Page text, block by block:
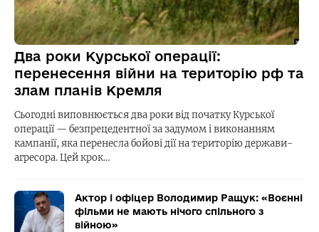
Два роки Курської операції:
перенесення війни на територію рф та
злам планів Кремля
Сьогодні виповнюється два роки від початку Курської
операції — безпрецедентної за задумом і виконанням
кампанії, яка перенесла бойові дії на територію держави-
агресора. Цей крок…
Актор і офіцер Володимир Ращук: «Воєнні
фільми не мають нічого спільного з
війною»